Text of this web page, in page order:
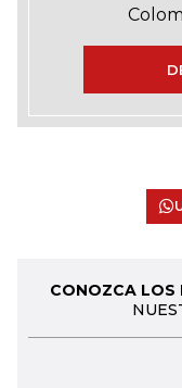
CONOZCA LOS